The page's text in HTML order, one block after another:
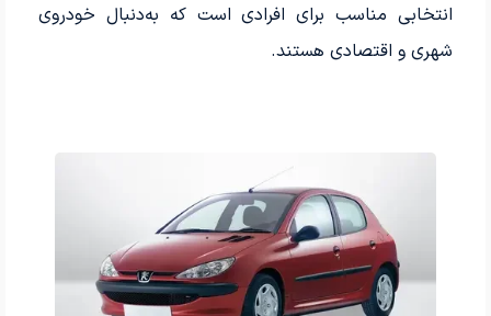
انتخابی مناسب برای افرادی است که به‌دنبال خودروی
شهری و اقتصادی هستند.